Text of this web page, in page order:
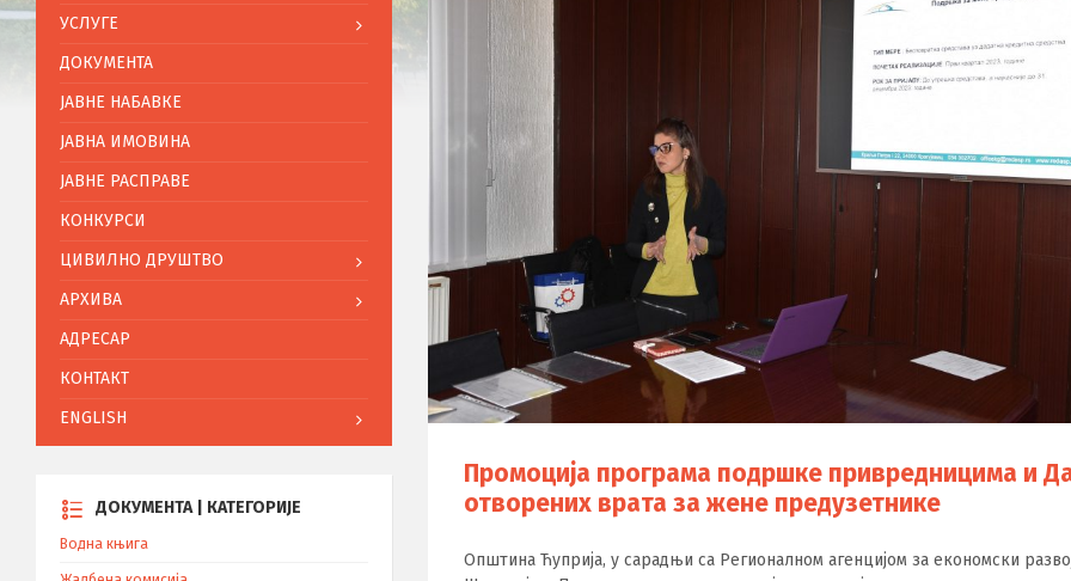
Промоција програма подршке привредницима и
отворених врата за жене предузетнике
Oпштина Ћуприја, у сарадњи са Регионалном агенцијом за економски
УСЛУГЕ
ДОКУМЕНТА
ЈАВНЕ НАБАВКЕ
ЈАВНА ИМОВИНА
ЈАВНЕ РАСПРАВЕ
КОНКУРСИ
ЦИВИЛНО ДРУШТВО
АРХИВА
АДРЕСАР
КОНТАКТ
ENGLISH
ДОКУМЕНТА | КАТЕГОРИЈЕ
Водна књига